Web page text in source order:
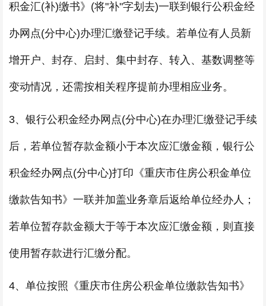
积金汇(补)缴书》(将"补"字划去)一联到银行公积金经
办网点(分中心)办理汇缴登记手续。若单位有人员新
增开户、封存、启封、集中封存、转入、基数调整等
变动情况，还需按相关程序提前办理相应业务。
3、银行公积金经办网点(分中心)在办理汇缴登记手续
后，若单位暂存款金额小于本次应汇缴金额，银行公
积金经办网点(分中心)打印《重庆市住房公积金单位
缴款告知书》一联并加盖业务章后返给单位经办人；
若单位暂存款金额大于等于本次应汇缴金额，则直接
使用暂存款进行汇缴分配。
4、单位按照《重庆市住房公积金单位缴款告知书》